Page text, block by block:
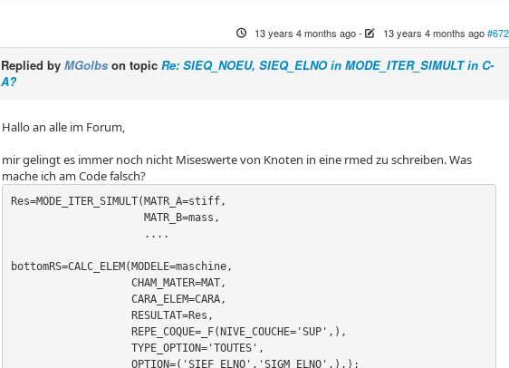
13 years 4 months ago- 13 years 4 months ago
Replied byMGolbs on topicRe: SIEQ_NOEU, SIEQ_ELNO in MODE_ITER_SIMULT in C-
A?
Hallo an alle im Forum,
mir gelingt es immer noch nicht Miseswerte von Knoten in eine rmed zu schreiben. Was
mache ich am Code falsch?
Res=MODE_ITER_SIMULT(MATR_A=stiff,
bottomRS=CALC_ELEM(MODELE=maschine,